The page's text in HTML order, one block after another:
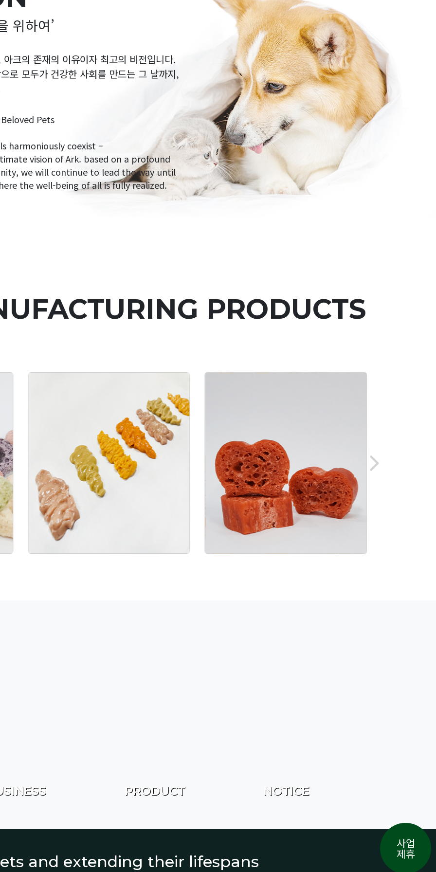
위하여’
크의 존재의 이유이자 최고의 비전입니다.
로 모두가 건강한 사회를 만드는 그 날까지,
Pets
harmoniously coexist –
vision of Ark. based on a profound
we will continue to lead the way until
the well-being of all is fully realized.
PRODUCTS
PRODUCT NOTICE
and extending their lifespans
사업
제휴